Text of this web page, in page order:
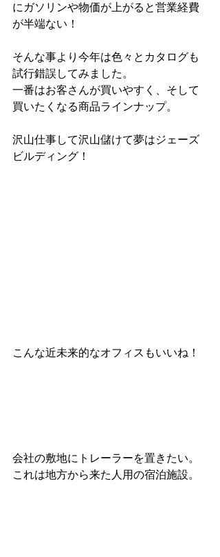
にガソリンや物価が上がると営業経費
が半端ない！
そんな事より今年は色々とカタログも
試行錯誤してみました。
一番はお客さんが買いやすく、そして
買いたくなる商品ラインナップ。
沢山仕事して沢山儲けて夢はジェーズ
ビルディング！
こんな近未来的なオフィスもいいね！
会社の敷地にトレーラーを置きたい。
これは地方から来た人用の宿泊施設。